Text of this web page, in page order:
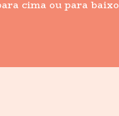
cima ou para baixo